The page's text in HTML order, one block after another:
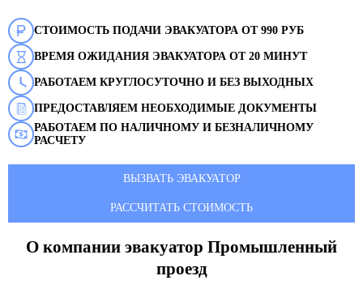
СТОИМОСТЬ ПОДАЧИ ЭВАКУАТОРА ОТ 990 РУБ
ВРЕМЯ ОЖИДАНИЯ ЭВАКУАТОРА ОТ 20 МИНУТ
РАБОТАЕМ КРУГЛОСУТОЧНО И БЕЗ ВЫХОДНЫХ
ПРЕДОСТАВЛЯЕМ НЕОБХОДИМЫЕ ДОКУМЕНТЫ
РАБОТАЕМ ПО НАЛИЧНОМУ И БЕЗНАЛИЧНОМУ
РАСЧЕТУ
ВЫЗВАТЬ ЭВАКУАТОР
РАССЧИТАТЬ СТОИМОСТЬ
О компании эвакуатор Промышленный
проезд